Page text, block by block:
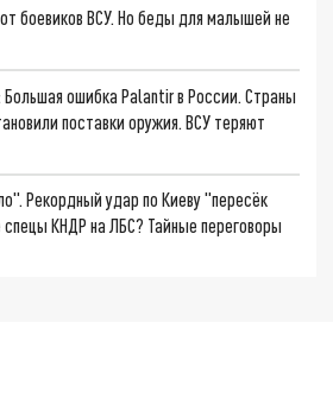
боевиков ВСУ. Но беды для малышей не
Большая ошибка Palantir в России. Страны
поставки оружия. ВСУ теряют
Рекордный удар по Киеву "пересёк
КНДР на ЛБС? Тайные переговоры